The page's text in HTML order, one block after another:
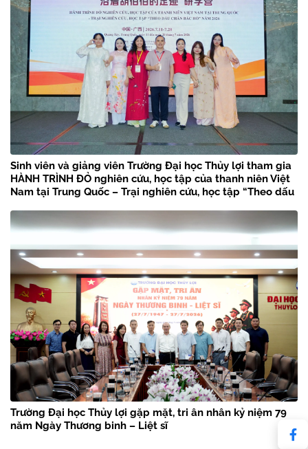
Sinh viên và giảng viên Trường Đại học Thủy lợi tham gia
HÀNH TRÌNH ĐỎ nghiên cứu, học tập của thanh niên Việt
Nam tại Trung Quốc – Trại nghiên cứu, học tập “Theo dấu
Trường Đại học Thủy lợi gặp mặt, tri ân nhân kỷ niệm 79
năm Ngày Thương binh – Liệt sĩ